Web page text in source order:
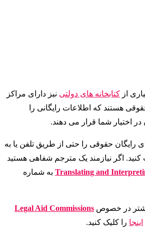
از کتابخانه های دولتی نیز دارای مراکز
هستند که اطلاعات رایگانی را
در اختیار شما قرار می دهند.
رایگان حقوقی را حتی از طریق تلفن یا به
اگر نیازمند یک مترجم شفاهی هستید
Translating and به شماره
در خصوص Legal Aid Commissions
اینجا را کلیک کنید.